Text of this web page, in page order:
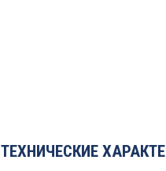
ТЕХНИЧЕСКИЕ